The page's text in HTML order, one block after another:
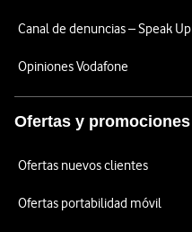
Canal de denuncias – Speak Up
Opiniones Vodafone
Ofertas y promociones
Ofertas nuevos clientes
Ofertas portabilidad móvil